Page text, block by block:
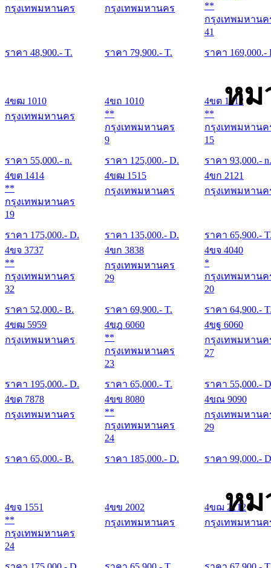
กรุงเทพมหานคร
ราคา 48,900.- T.
กรุงเทพมหานคร
ราคา 79,900.- T.
**
กรุงเทพมหานค
41
ราคา 169,000.-
หม
4ขฒ 1010
กรุงเทพมหานคร
ราคา 55,000.- n.
4ขถ 1010
**
กรุงเทพมหานคร
9
ราคา 125,000.- D.
4ขต 1212
**
กรุงเทพมหานค
15
ราคา 93,000.- n.
4ขต 1414
**
กรุงเทพมหานคร
19
ราคา 175,000.- D.
4ขฒ 1515
กรุงเทพมหานคร
ราคา 135,000.- D.
4ขก 2121
กรุงเทพมหานค
ราคา 65,900.-
4ขจ 3737
**
กรุงเทพมหานคร
32
ราคา 52,000.- B.
4ขก 3838
กรุงเทพมหานคร
29
ราคา 69,900.- T.
4ขจ 4040
*
กรุงเทพมหานค
20
ราคา 64,900.-
4ขฒ 5959
กรุงเทพมหานคร
ราคา 195,000.- D.
4ขฎ 6060
**
กรุงเทพมหานคร
23
ราคา 65,000.- T.
4ขฐ 6060
กรุงเทพมหานค
27
ราคา 55,000.-
4ขด 7878
กรุงเทพมหานคร
ราคา 65,000.- B.
4ขข 8080
**
กรุงเทพมหานคร
24
ราคา 185,000.- D.
4ขณ 9090
กรุงเทพมหานค
29
ราคา 99,000.-
หม
4ขจ 1551
**
กรุงเทพมหานคร
24
4ขข 2002
กรุงเทพมหานคร
4ขฌ 2112
กรุงเทพมหานค